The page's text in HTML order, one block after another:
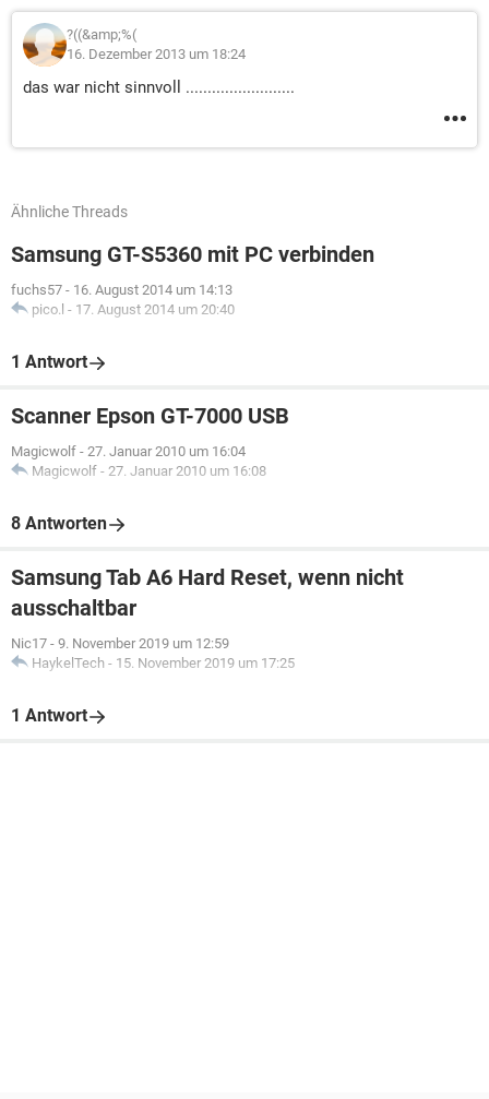
?((&amp;%(
16. Dezember 2013 um 18:24
das war nicht sinnvoll .........................
Ähnliche Threads
Samsung GT-S5360 mit PC verbinden
fuchs57 - 16. August 2014 um 14:13
pico.l - 17. August 2014 um 20:40
1 Antwort
Scanner Epson GT-7000 USB
Magicwolf - 27. Januar 2010 um 16:04
Magicwolf - 27. Januar 2010 um 16:08
8 Antworten
Samsung Tab A6 Hard Reset, wenn nicht
ausschaltbar
Nic17 - 9. November 2019 um 12:59
HaykelTech - 15. November 2019 um 17:25
1 Antwort